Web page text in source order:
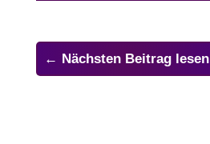
← Nächsten Beitrag lesen